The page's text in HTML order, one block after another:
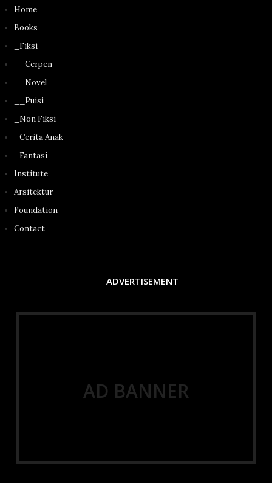
Home
Books
_Fiksi
__Cerpen
__Novel
__Puisi
_Non Fiksi
_Cerita Anak
_Fantasi
Institute
Arsitektur
Foundation
Contact
ADVERTISEMENT
AD BANNER